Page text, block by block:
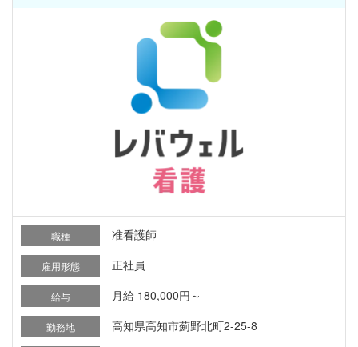
職種 准看護師
雇用形態 正社員
給与 月給 180,000円～
勤務地 高知県高知市薊野北町2-25-8